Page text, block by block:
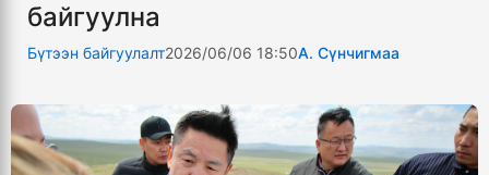
байгуулна
Бүтээн байгуулалт2026/06/06 18:50А. Сүнчигмаа